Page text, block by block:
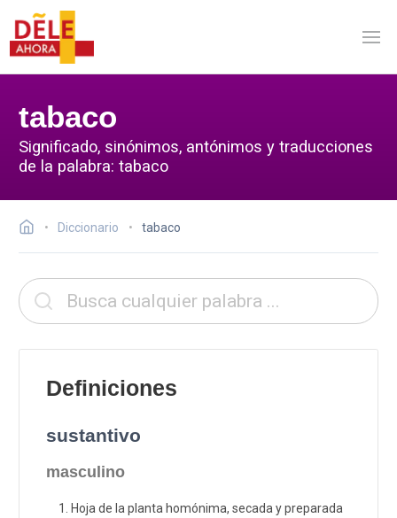
tabaco
Significado, sinónimos, antónimos y traducciones
de la palabra: tabaco
Diccionario tabaco
Definiciones
sustantivo
masculino
Hoja de la planta homónima, secada y preparada